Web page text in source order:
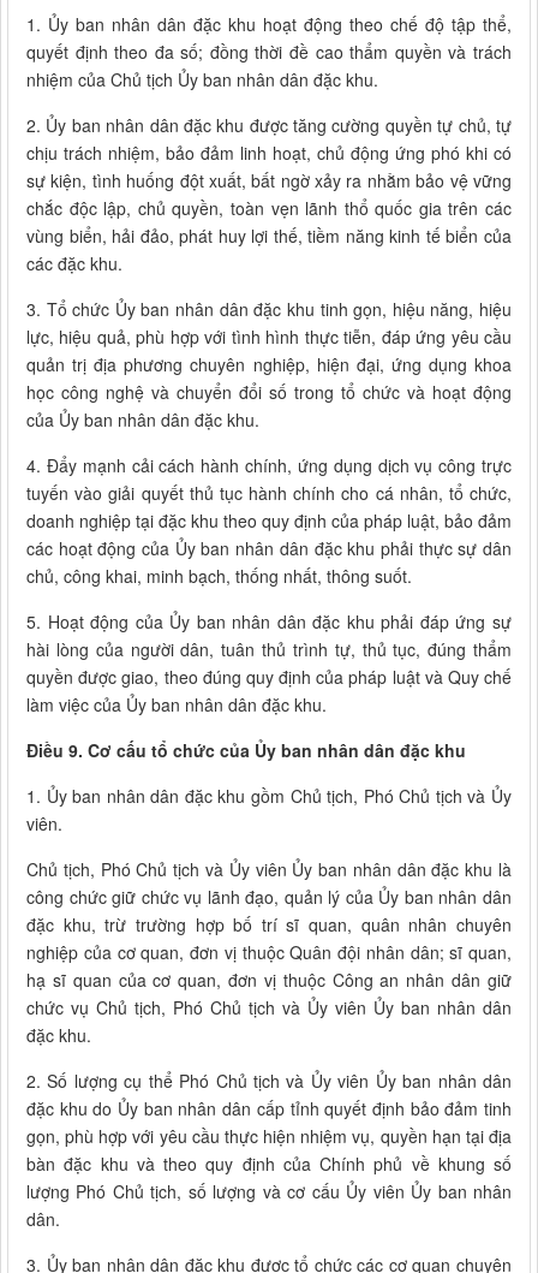
1. Ủy ban nhân dân đặc khu hoạt động theo chế độ tập thể,
quyết định theo đa số; đồng thời đề cao thẩm quyền và trách
nhiệm của Chủ tịch Ủy ban nhân dân đặc khu.
2. Ủy ban nhân dân đặc khu được tăng cường quyền tự chủ, tự
chịu trách nhiệm, bảo đảm linh hoạt, chủ động ứng phó khi có
sự kiện, tình huống đột xuất, bất ngờ xảy ra nhằm bảo vệ vững
chắc độc lập, chủ quyền, toàn vẹn lãnh thổ quốc gia trên các
vùng biển, hải đảo, phát huy lợi thế, tiềm năng kinh tế biển của
các đặc khu.
3. Tổ chức Ủy ban nhân dân đặc khu tinh gọn, hiệu năng, hiệu
lực, hiệu quả, phù hợp với tình hình thực tiễn, đáp ứng yêu cầu
quản trị địa phương chuyên nghiệp, hiện đại, ứng dụng khoa
học công nghệ và chuyển đổi số trong tổ chức và hoạt động
của Ủy ban nhân dân đặc khu.
4. Đẩy mạnh cải cách hành chính, ứng dụng dịch vụ công trực
tuyến vào giải quyết thủ tục hành chính cho cá nhân, tổ chức,
doanh nghiệp tại đặc khu theo quy định của pháp luật, bảo đảm
các hoạt động của Ủy ban nhân dân đặc khu phải thực sự dân
chủ, công khai, minh bạch, thống nhất, thông suốt.
5. Hoạt động của Ủy ban nhân dân đặc khu phải đáp ứng sự
hài lòng của người dân, tuân thủ trình tự, thủ tục, đúng thẩm
quyền được giao, theo đúng quy định của pháp luật và Quy chế
làm việc của Ủy ban nhân dân đặc khu.
Điều 9. Cơ cấu tổ chức của Ủy ban nhân dân đặc khu
1. Ủy ban nhân dân đặc khu gồm Chủ tịch, Phó Chủ tịch và Ủy
viên.
Chủ tịch, Phó Chủ tịch và Ủy viên Ủy ban nhân dân đặc khu là
công chức giữ chức vụ lãnh đạo, quản lý của Ủy ban nhân dân
đặc khu, trừ trường hợp bố trí sĩ quan, quân nhân chuyên
nghiệp của cơ quan, đơn vị thuộc Quân đội nhân dân; sĩ quan,
hạ sĩ quan của cơ quan, đơn vị thuộc Công an nhân dân giữ
chức vụ Chủ tịch, Phó Chủ tịch và Ủy viên Ủy ban nhân dân
đặc khu.
2. Số lượng cụ thể Phó Chủ tịch và Ủy viên Ủy ban nhân dân
đặc khu do Ủy ban nhân dân cấp tỉnh quyết định bảo đảm tinh
gọn, phù hợp với yêu cầu thực hiện nhiệm vụ, quyền hạn tại địa
bàn đặc khu và theo quy định của Chính phủ về khung số
lượng Phó Chủ tịch, số lượng và cơ cấu Ủy viên Ủy ban nhân
dân.
3. Ủy ban nhân dân đặc khu được tổ chức các cơ quan chuyên